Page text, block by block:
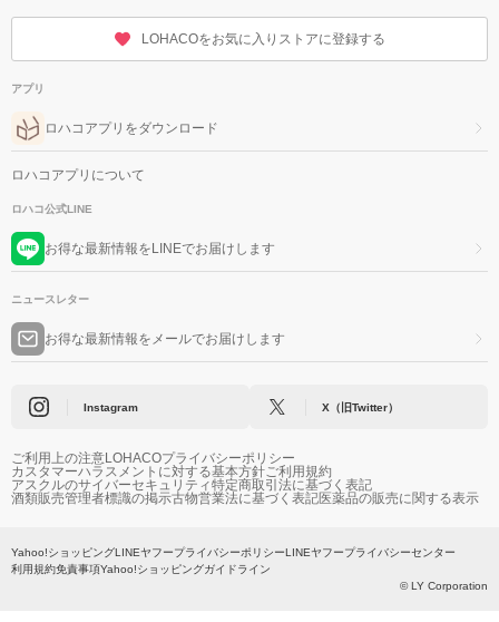
LOHACOをお気に入りストアに登録する
アプリ
ロハコアプリをダウンロード
ロハコアプリについて
ロハコ公式LINE
お得な最新情報をLINEでお届けします
ニュースレター
お得な最新情報をメールでお届けします
Instagram X（旧Twitter）
ご利用上の注意LOHACOプライバシーポリシー
カスタマーハラスメントに対する基本方針ご利用規約
アスクルのサイバーセキュリティ特定商取引法に基づく表記
酒類販売管理者標識の掲示古物営業法に基づく表記医薬品の販売に関する表示
Yahoo!ショッピングLINEヤフープライバシーポリシーLINEヤフープライバシーセンター
利用規約免責事項Yahoo!ショッピングガイドライン
© LY Corporation